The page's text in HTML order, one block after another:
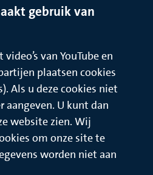
benen. Probeer de
spannen; trek de anus in alsof u
betere doorbloeding van de
de wond sneller, heeft u
van de bekkenbodem
bekkenbodemspieren zich sneller
om de bekkenbodem zo
te gaan betrekken, om klachten
gebruik van
van YouTube en
plaatsen cookies
Als u deze cookies niet
U kunt dan
website zien. Wij
om onze site te
worden niet aan